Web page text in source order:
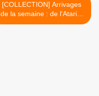
[COLLECTION] Arrivages
de la semaine : de l'Atari à
la dreamcast >